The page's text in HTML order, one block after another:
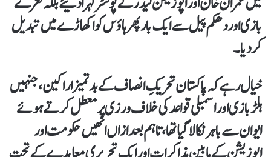
بازی اور دھکم پیل سے ایک بار پھر ہاؤس کو اکھاڑے میں تبدیل
کر دیا۔
خیال رہے کہ پاکستان تحریکِ انصاف کے بدتمیز اراکین، جنہیں
ہلڑ بازی اور اسمبلی قواعد کی خلاف ورزی پر معطل کرتے ہوئے
ایوان سے باہر نکالا گیا تھا، تاہم بعد ازاں انھیں حکومت اور